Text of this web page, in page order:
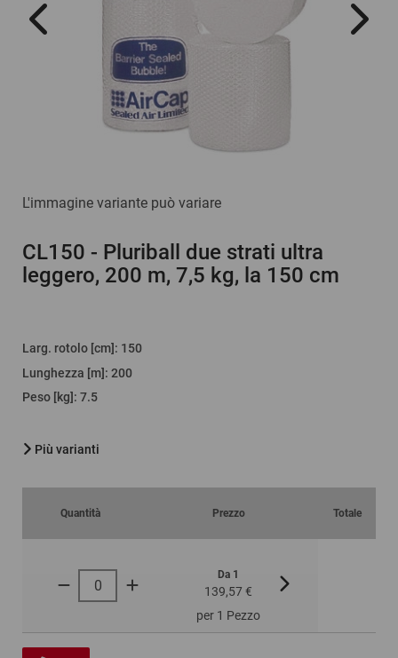
L'immagine variante può variare
CL150 - Pluriball due strati ultra
leggero, 200 m, 7,5 kg, la 150 cm
Larg. rotolo [cm] : 150
Lunghezza [m]: 200
Peso [kg] : 7.5
Più varianti
Quantità Prezzo Totale
Da 1
139,57 €
per 1 Pezzo